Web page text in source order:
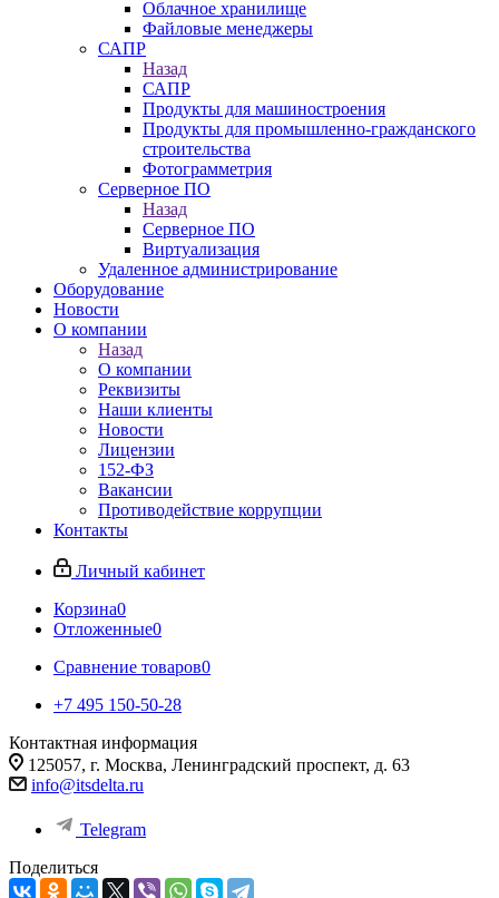
Облачное хранилище
Файловые менеджеры
САПР
Назад
САПР
Продукты для машиностроения
Продукты для промышленно-гражданского
строительства
Фотограмметрия
Серверное ПО
Назад
Серверное ПО
Виртуализация
Удаленное администрирование
Оборудование
Новости
О компании
Назад
О компании
Реквизиты
Наши клиенты
Новости
Лицензии
152-ФЗ
Вакансии
Противодействие коррупции
Контакты
Личный кабинет
Корзина0
Отложенные0
Сравнение товаров0
+7 495 150-50-28
Контактная информация
125057, г. Москва, Ленинградский проспект, д. 63
info@itsdelta.ru
Telegram
Поделиться